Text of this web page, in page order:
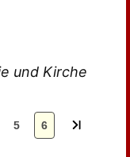
und Kirche
5 6